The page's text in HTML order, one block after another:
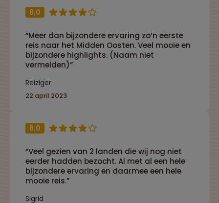
8,0
“Meer dan bijzondere ervaring zo’n eerste
reis naar het Midden Oosten. Veel mooie en
bijzondere highlights. (Naam niet
vermelden)”
Reiziger
22 april 2023
8,0
“Veel gezien van 2 landen die wij nog niet
eerder hadden bezocht. Al met al een hele
bijzondere ervaring en daarmee een hele
mooie reis.”
Sigrid